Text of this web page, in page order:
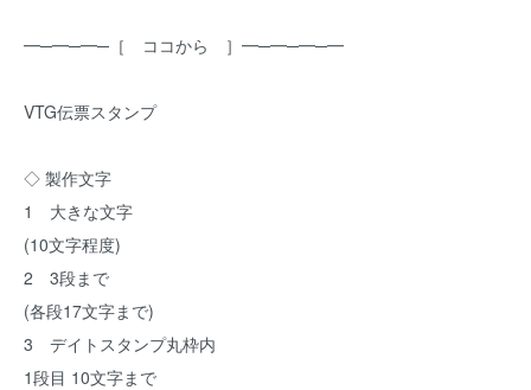
━─━─━─［ ココから ］━─━─━─━
VTG伝票スタンプ
◇ 製作文字
1 大きな文字
(10文字程度)
2 3段まで
(各段17文字まで)
3 デイトスタンプ丸枠内
1段目 10文字まで